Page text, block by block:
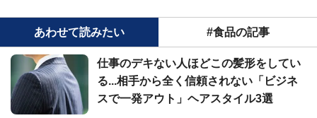
あわせて読みたい #食品の記事
仕事のデキない人ほどこの髪形をしてい
る...相手から全く信頼されない「ビジネ
スで一発アウト」ヘアスタイル3選